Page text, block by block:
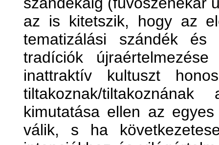
az is kitetszik, hogy az
tematizálási szándék
tradíciók
inattraktív kultuszt
tiltakoznak/
kimutatása ellen az
válik, s ha